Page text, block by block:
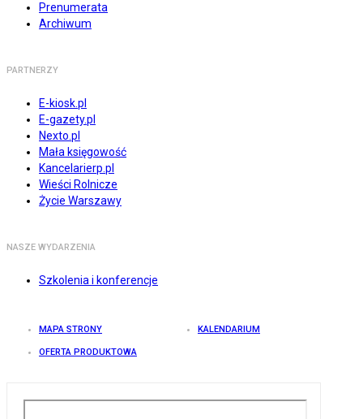
Prenumerata
Archiwum
PARTNERZY
E-kiosk.pl
E-gazety.pl
Nexto.pl
Mała księgowość
Kancelarierp.pl
Wieści Rolnicze
Życie Warszawy
NASZE WYDARZENIA
Szkolenia i konferencje
MAPA STRONY KALENDARIUM
OFERTA PRODUKTOWA